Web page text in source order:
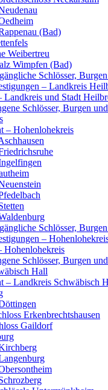
(Bad)
Weibertreu
Wimpfen (Bad)
Schlösser,
– Landkreis
Landkreis und Stadt
Schlösser, Burgen
– Hohenlohekreis
Schlösser,
–
Hohenlohekreis
Schlösser, Burgen
Hall
– Landkreis Schwäbisch
Erkenbrechtshausen
Gaildorf